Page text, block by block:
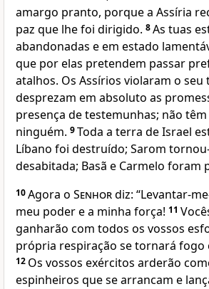
amargo pranto, porque a Assíria
paz que lhe foi dirigido. 8As tuas
abandonadas e em estado
que por elas pretendem passar
atalhos. Os Assírios violaram o seu
desprezam em absoluto as
presença de testemunhas; não
ninguém. 9Toda a terra de Israel
Líbano foi destruído; Sarom
desabitada; Basã e Carmelo foram
10Agora o Senhordiz: “Levantar-
meu poder e a minha força! 11
ganharão com todos os vossos
própria respiração se tornará fogo
12 Os vossos exércitos arderão
espinheiros que se arrancam e